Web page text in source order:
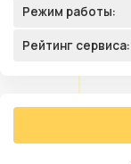
Режим работы:
Рейтинг сервиса: